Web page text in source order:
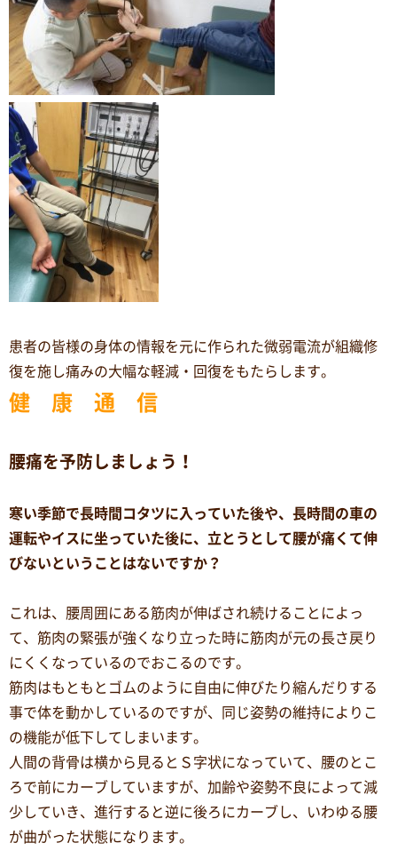
患者の皆様の身体の情報を元に作られた微弱電流が組織修
復を施し痛みの大幅な軽減・回復をもたらします。
健 康 通 信
腰痛を予防しましょう！
寒い季節で長時間コタツに入っていた後や、長時間の車の
運転やイスに坐っていた後に、立とうとして腰が痛くて伸
びないということはないですか？
これは、腰周囲にある筋肉が伸ばされ続けることによっ
て、筋肉の緊張が強くなり立った時に筋肉が元の長さ戻り
にくくなっているのでおこるのです。
筋肉はもともとゴムのように自由に伸びたり縮んだりする
事で体を動かしているのですが、同じ姿勢の維持によりこ
の機能が低下してしまいます。
人間の背骨は横から見るとＳ字状になっていて、腰のとこ
ろで前にカーブしていますが、加齢や姿勢不良によって減
少していき、進行すると逆に後ろにカーブし、いわゆる腰
が曲がった状態になります。